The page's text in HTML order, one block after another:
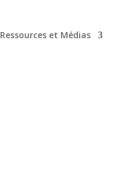
Ressources et Médias